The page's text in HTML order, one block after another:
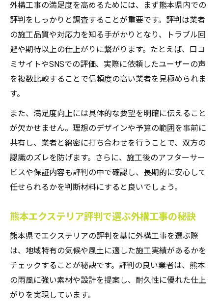
外構工事の満足度を高めるためには、まず熊本県内での
評判をしっかりと調査することが重要です。評判は業者
の施工品質や対応力を知る手がかりとなり、トラブル回
避や期待以上の仕上がりに繋がります。たとえば、口コ
ミサイトやSNSでの評価、実際に依頼したユーザーの声
を複数比較することで信頼度の高い業者を見極められま
す。
また、満足度向上には具体的な要望を明確に伝えること
が欠かせません。理想のデザインや予算の範囲を事前に
共有し、業者と綿密に打ち合わせを行うことで、双方の
認識のズレを防げます。さらに、施工後のアフターサー
ビスや保証内容も評判の中で確認し、長期的に安心して
任せられるかを判断材料にすると良いでしょう。
熊本エクステリア評判で選ぶ外構工事の秘訣
熊本県でエクステリアの評判を基に外構工事を選ぶ際
は、地域特有の気候や風土に適した施工実績があるかを
チェックすることが秘訣です。評判の良い業者は、熊本
の雨風に強い素材や設計を提案し、耐久性に優れた仕上
がりを実現しています。